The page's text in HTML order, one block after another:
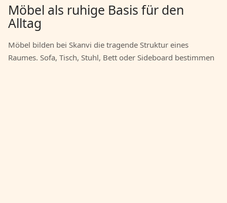
Möbel als ruhige Basis für den
Alltag
Möbel bilden bei Skanvi die tragende Struktur eines
Raumes. Sofa, Tisch, Stuhl, Bett oder Sideboard bestimmen